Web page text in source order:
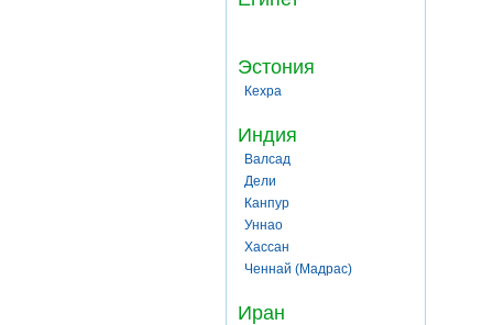
Эстония
Кехра
Индия
Валсад
Дели
Канпур
Уннао
Хассан
Ченнай (Мадрас)
Иран